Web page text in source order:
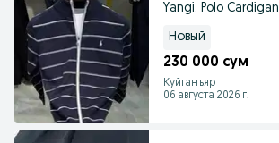
Yangi. Polo Cardigan
Новый
230 000 сум
Куйганъяр
06 августа 2026 г.